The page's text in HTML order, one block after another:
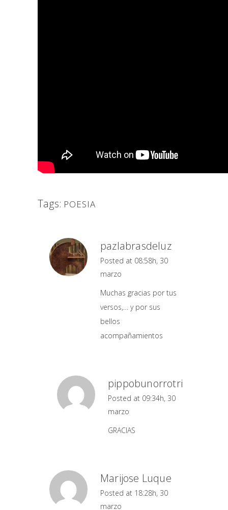
Tags: POESIA
pazlabrasdeluz
Posted at 08:58h, 30
marzo
Muchas gracias por tus
versos,… y por sus
bellos
acompañamientos
pippobunorrotri
Posted at 09:34h, 30
marzo
GRACIAS
Marijose Luque
Posted at 18:28h, 30
marzo